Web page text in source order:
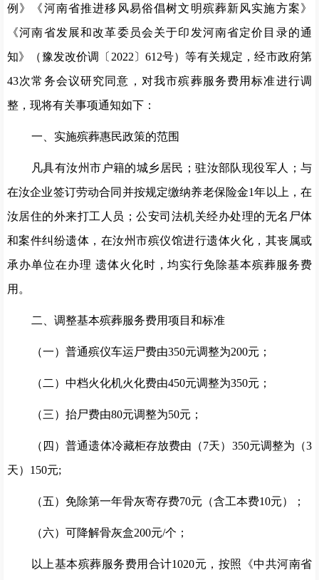
例》《河南省推进移风易俗倡树文明殡葬新风实施方案》
《河南省发展和改革委员会关于印发河南省定价目录的通
知》（豫发改价调〔 2022 〕 612号）等有关规定，经市政府第
43次常务会议研究同意，对我市殡葬服务费用标准进行调
整，现将有关事项通知如下：
一、实施殡葬惠民政策的范围
凡具有汝州市户籍的城乡居民 ； 驻汝部队现役军人 ； 与
在汝企业签订劳动合同并按规定缴纳养老保险金1年以上，在
汝居住的外来打工人员 ； 公安司法机关经办处理的无名尸体
和案件纠纷遗体，在汝州市殡仪馆进行遗体火化，其丧属或
承办单位在办理 遗体火化时，均实行免除基本殡葬服务费
用。
二、调整基本殡葬服务费用项目和标准
（一）普通殡仪车运尸费由350元调整为200元 ；
（二）中档火化机火化费由450元调整为350元 ；
（三）抬尸费由80元调整为50元 ；
（四）普通遗体冷藏柜存放费由（7天） 350元调整为（3
天） 150元;
（五）免除第一年骨灰寄存费70元（含工本费10元） ；
（六）可降解骨灰盒200元/个 ；
以上基本殡葬服务费用合计1020元，按照《中共河南省